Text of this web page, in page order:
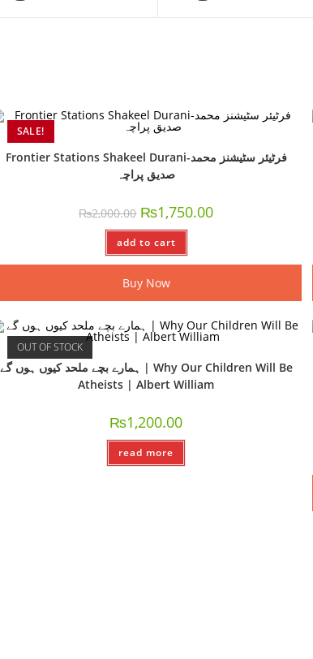
SALE!
Frontier Stations Shakeel Durani-فرٹیئر سٹیشنز محمد
صدیق پراچہ
₨2,000.00 ₨1,750.00
add to cart
Buy Now
OUT OF STOCK
ہمارے بچے ملحد کیوں ہوں گے | Why Our Children Will Be
Atheists | Albert William
₨1,200.00
read more